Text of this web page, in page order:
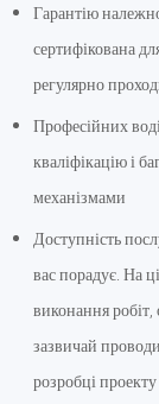
Гарантію
сертифікована
регулярно
Професійних
кваліфікацію і
механізмами
Доступність
вас порадує. На
виконання
зазвичай
розробці